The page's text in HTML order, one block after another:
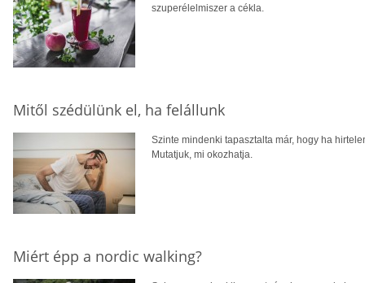
szuperélelmiszer a cékla.
Mitől szédülünk el, ha felállunk
Szinte mindenki tapasztalta már, hogy ha
Mutatjuk, mi okozhatja.
Miért épp a nordic walking?